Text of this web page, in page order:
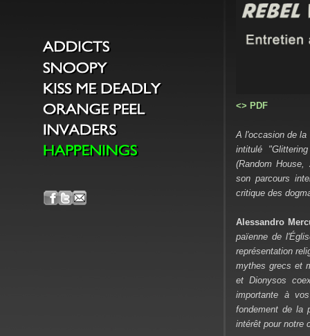
<> PDF
A l'occasion de la
intitulé
(Random
son parcours
critique des
Alessandro
païenne de
représentation
mythes grecs et
et Dionysos
importante à
fondement de la
intérêt pour notre